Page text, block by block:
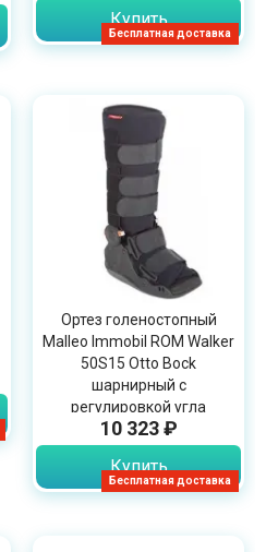
Бесплатная доставка
Купить
Бесплатная доставка
Ортез голеностопный
Malleo Immobil ROM Walker
50S15 Otto Bock
шарнирный с
регулировкой угла
сгибания
10 323 ₽
Купить